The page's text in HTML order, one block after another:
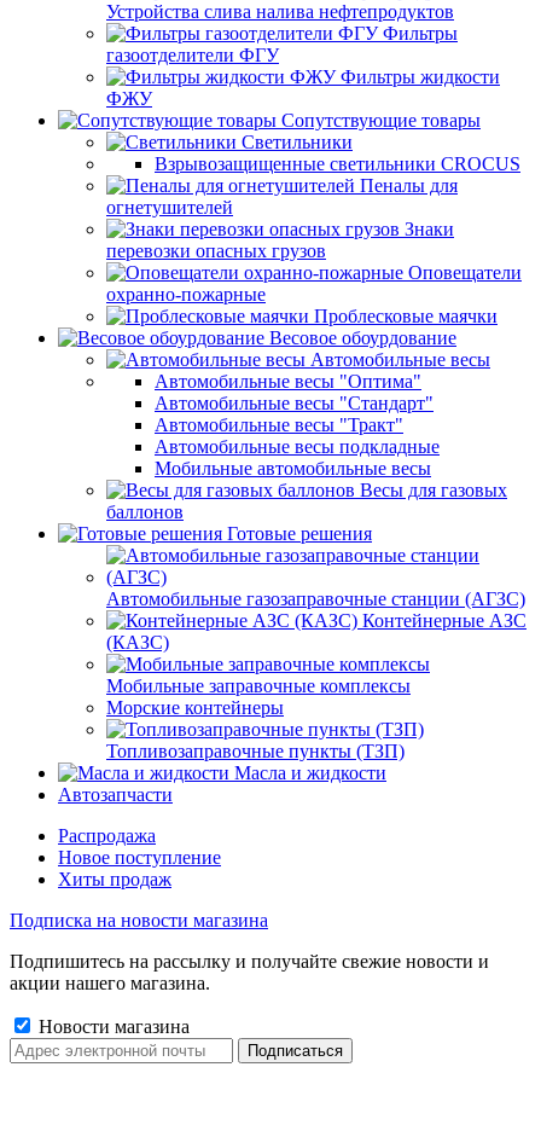
Устройства слива налива нефтепродуктов
Фильтры
газоотделители ФГУ
Фильтры жидкости
ФЖУ
Сопутствующие товары
Светильники
Взрывозащищенные светильники CROCUS
Пеналы для
огнетушителей
Знаки
перевозки опасных грузов
Оповещатели
охранно-пожарные
Проблесковые маячки
Весовое обоурдование
Автомобильные весы
Автомобильные весы "Оптима"
Автомобильные весы "Стандарт"
Автомобильные весы "Тракт"
Автомобильные весы подкладные
Мобильные автомобильные весы
Весы для газовых
баллонов
Готовые решения
Автомобильные газозаправочные станции (АГЗС)
Контейнерные АЗС
(КАЗС)
Мобильные заправочные комплексы
Морские контейнеры
Топливозаправочные пункты (ТЗП)
Масла и жидкости
Автозапчасти
Распродажа
Новое поступление
Хиты продаж
Подписка на новости магазина
Подпишитесь на рассылку и получайте свежие новости и
акции нашего магазина.
Новости магазина